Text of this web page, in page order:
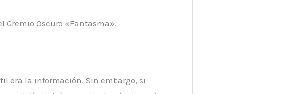
Gremio Oscuro «Fantasma».
era la información. Sin embargo, si